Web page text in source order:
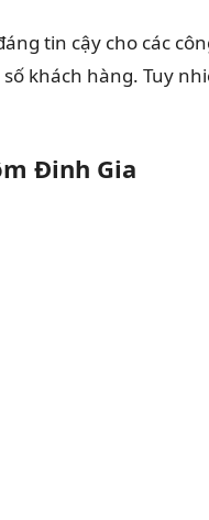
tin cậy cho các
khách hàng. Tuy
Đinh Gia